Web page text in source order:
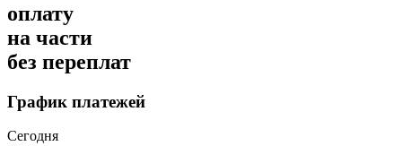
оплату
на части
без переплат
График платежей
Сегодня